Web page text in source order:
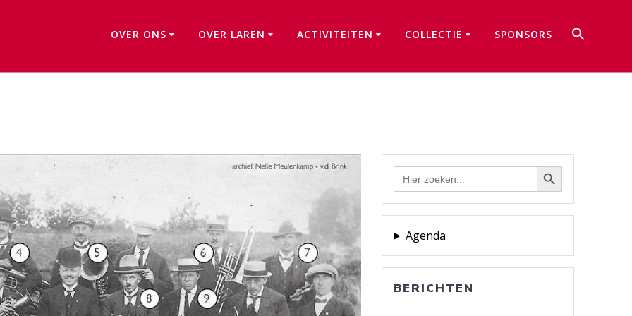
OVER ONS OVER LAREN ACTIVITEITEN COLLECTIE SPONSORS
Zoek
naar:
Zoekknop
Agenda
BERICHTEN